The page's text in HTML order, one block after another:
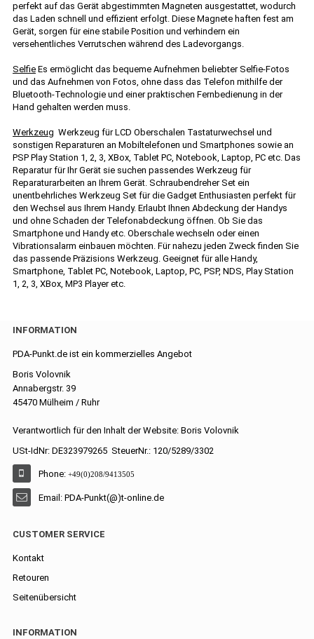
perfekt auf das Gerät abgestimmten Magneten ausgestattet, wodurch
das Laden schnell und effizient erfolgt. Diese Magnete haften fest am
Gerät, sorgen für eine stabile Position und verhindern ein
versehentliches Verrutschen während des Ladevorgangs.
Selfie Es ermöglicht das bequeme Aufnehmen beliebter Selfie-Fotos
und das Aufnehmen von Fotos, ohne dass das Telefon mithilfe der
Bluetooth-Technologie und einer praktischen Fernbedienung in der
Hand gehalten werden muss.
Werkzeug Werkzeug für LCD Oberschalen Tastaturwechsel und
sonstigen Reparaturen an Mobiltelefonen und Smartphones sowie an
PSP Play Station 1, 2, 3, XBox, Tablet PC, Notebook, Laptop, PC etc. Das
Reparatur für Ihr Gerät sie suchen passendes Werkzeug für
Reparaturarbeiten an Ihrem Gerät. Schraubendreher Set ein
unentbehrliches Werkzeug Set für die Gadget Enthusiasten perfekt für
den Wechsel aus Ihrem Handy. Erlaubt Ihnen Abdeckung der Handys
und ohne Schaden der Telefonabdeckung öffnen. Ob Sie das
Smartphone und Handy etc. Oberschale wechseln oder einen
Vibrationsalarm einbauen möchten. Für nahezu jeden Zweck finden Sie
das passende Präzisions Werkzeug. Geeignet für alle Handy,
Smartphone, Tablet PC, Notebook, Laptop, PC, PSP, NDS, Play Station
1, 2, 3, XBox, MP3 Player etc.
INFORMATION
PDA-Punkt.de ist ein kommerzielles Angebot
Boris Volovnik
Annabergstr. 39
45470 Mülheim / Ruhr
Verantwortlich für den Inhalt der Website: Boris Volovnik
USt-IdNr: DE323979265 SteuerNr.: 120/5289/3302
Phone: +49(0)208/9413505
Email: PDA-Punkt(@)t-online.de
CUSTOMER SERVICE
Kontakt
Retouren
Seitenübersicht
INFORMATION